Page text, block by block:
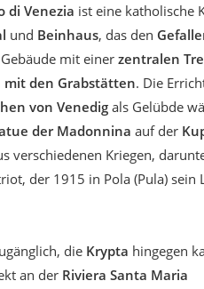
di Venezia ist eine katholische
und Beinhaus, das den
Gebäude mit einer zentralen
mit den Grabstätten. Die
von Venedig als Gelübde
der Madonnina auf der
verschiedenen Kriegen,
der 1915 in Pola (Pula) sein
die Krypta hingegen
an der Riviera Santa Maria